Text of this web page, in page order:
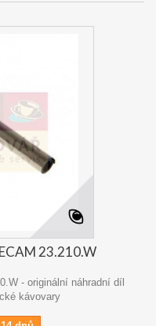
23.210.W
- originální náhradní díl
kávovary